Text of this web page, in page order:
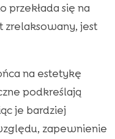
przekłada się na
zrelaksowany, jest
na estetykę
podkreślają
je bardziej
zapewnienie